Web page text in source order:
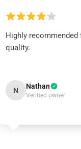
Highly
quality.
N Nathan
Verified owner